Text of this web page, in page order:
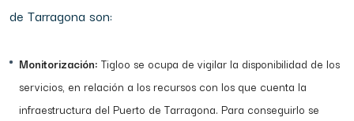
de Tarragona son:
Monitorización: Tigloo se ocupa de vigilar la disponibilidad de los
servicios, en relación a los recursos con los que cuenta la
infraestructura del Puerto de Tarragona. Para conseguirlo se